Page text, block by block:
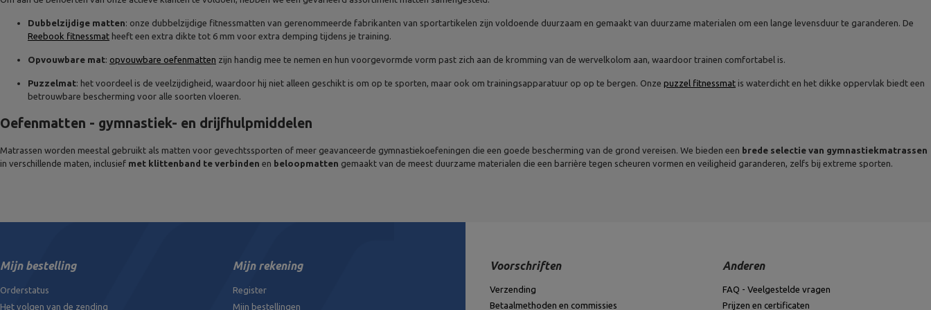
Dubbelzijdige matten: onze dubbelzijdige fitnessmatten van gerenommeerde fabrikanten van sportartikelen zijn voldoende duurzaam en gemaakt van duurzame materialen om een lange levensduur te garanderen. De
Reebook fitnessmat heeft een extra dikte tot 6 mm voor extra demping tijdens je training.
Opvouwbare mat: opvouwbare oefenmatten zijn handig mee te nemen en hun voorgevormde vorm past zich aan de kromming van de wervelkolom aan, waardoor trainen comfortabel is.
Puzzelmat: het voordeel is de veelzijdigheid, waardoor hij niet alleen geschikt is om op te sporten, maar ook om trainingsapparatuur op op te bergen. Onze puzzel fitnessmat is waterdicht en het dikke oppervlak biedt een
betrouwbare bescherming voor alle soorten vloeren.
Oefenmatten - gymnastiek- en drijfhulpmiddelen
Matrassen worden meestal gebruikt als matten voor gevechtssporten of meer geavanceerde gymnastiekoefeningen die een goede bescherming van de grond vereisen. We bieden een brede selectie van gymnastiekmatrassen
in verschillende maten, inclusief met klittenband te verbinden en beloopmatten gemaakt van de meest duurzame materialen die een barrière tegen scheuren vormen en veiligheid garanderen, zelfs bij extreme sporten.
Mijn bestelling
Orderstatus
Het volgen van de zending
Mijn rekening
Register
Mijn bestellingen
Voorschriften
Verzending
Betaalmethoden en commissies
Anderen
FAQ - Veelgestelde vragen
Prijzen en certificaten